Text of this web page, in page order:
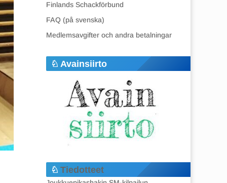
Finlands Schackförbund
FAQ (på svenska)
Medlemsavgifter och andra betalningar
Avainsiirto
Tiedotteet